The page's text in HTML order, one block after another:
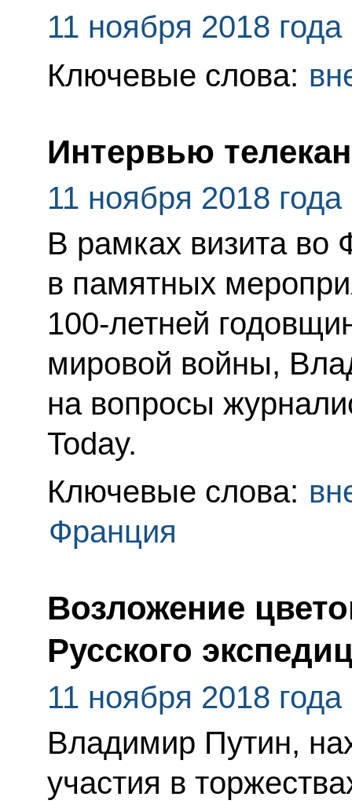
11 ноября 2018 года
Ключевые слова:
Интервью
11 ноября 2018 года
В рамках визита во
в памятных
100‑летней
мировой войны,
на вопросы
Today.
Ключевые слова:
Франция
Возложение
Русского
11 ноября 2018 года
Владимир Путин,
участия в